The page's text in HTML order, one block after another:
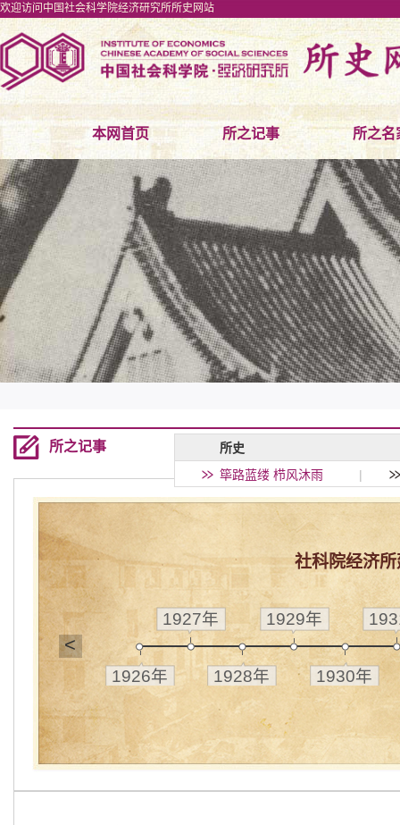
欢迎访问中国社会科学院经济研究所所史网站
本网首页 所之记事 所之名
所之记事
所史
筚路蓝缕 栉风沐雨
|
社科院经济
1926年
1927年
1928年
1929年
1930年
<